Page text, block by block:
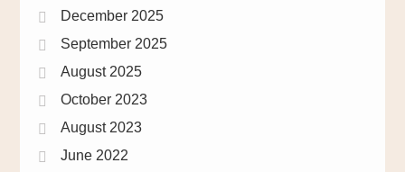
December 2025
September 2025
August 2025
October 2023
August 2023
June 2022